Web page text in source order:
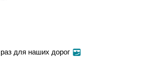
для наших дорог